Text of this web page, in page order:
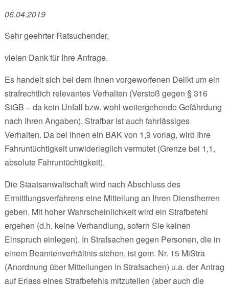
06.04.2019
Sehr geehrter Ratsuchender,
vielen Dank für Ihre Anfrage.
Es handelt sich bei dem Ihnen vorgeworfenen Delikt um ein
strafrechtlich relevantes Verhalten (Verstoß gegen § 316
StGB – da kein Unfall bzw. wohl weitergehende Gefährdung
nach Ihren Angaben). Strafbar ist auch fahrlässiges
Verhalten. Da bei Ihnen ein BAK von 1,9 vorlag, wird Ihre
Fahruntüchtigkeit unwiderleglich vermutet (Grenze bei 1,1,
absolute Fahruntüchtigkeit).
Die Staatsanwaltschaft wird nach Abschluss des
Ermittlungsverfahrens eine Mitteilung an Ihren Dienstherren
geben. Mit hoher Wahrscheinlichkeit wird ein Strafbefehl
ergehen (d.h. keine Verhandlung, sofern Sie keinen
Einspruch einlegen). In Strafsachen gegen Personen, die in
einem Beamtenverhältnis stehen, ist gem. Nr. 15 MiStra
(Anordnung über Mitteilungen in Strafsachen) u.a. der Antrag
auf Erlass eines Strafbefehls mitzuteilen (aber auch die